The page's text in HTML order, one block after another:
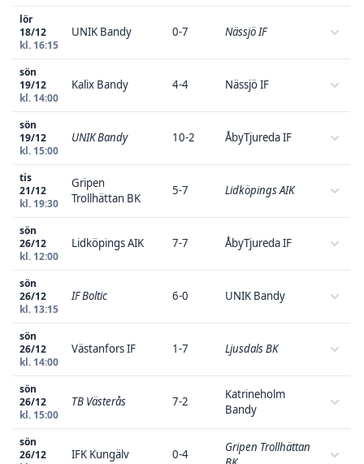
lör
18/12
kl. 16:15
UNIK Bandy 0-7 Nässjö IF
sön
19/12
kl. 14:00
Kalix Bandy 4-4 Nässjö IF
sön
19/12
kl. 15:00
UNIK Bandy 10-2 ÅbyTjureda IF
tis
21/12
kl. 19:30
Gripen
Trollhättan BK
5-7 Lidköpings AIK
sön
26/12
kl. 12:00
Lidköpings AIK 7-7 ÅbyTjureda IF
sön
26/12
kl. 13:15
IF Boltic 6-0 UNIK Bandy
sön
26/12
kl. 14:00
Västanfors IF 1-7 Ljusdals BK
sön
26/12
kl. 15:00
TB Västerås 7-2
Katrineholm
Bandy
sön
26/12
IFK Kungälv 0-4
Gripen Trollhättan